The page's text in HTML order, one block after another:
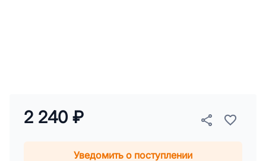
2 240 ₽
Уведомить о поступлении